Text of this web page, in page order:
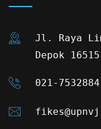
Jl. Raya
Depok 16515
021-7532884